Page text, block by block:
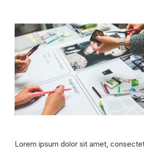
Lorem ipsum dolor sit amet,